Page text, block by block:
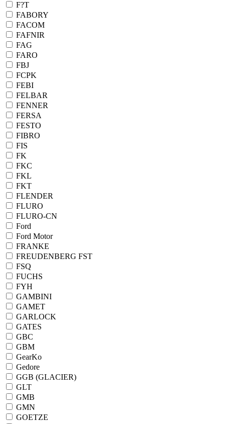
F?T
FABORY
FACOM
FAFNIR
FAG
FARO
FBJ
FCPK
FEBI
FELBAR
FENNER
FERSA
FESTO
FIBRO
FIS
FK
FKC
FKL
FKT
FLENDER
FLURO
FLURO-CN
Ford
Ford Motor
FRANKE
FREUDENBERG FST
FSQ
FUCHS
FYH
GAMBINI
GAMET
GARLOCK
GATES
GBC
GBM
GearKo
Gedore
GGB (GLACIER)
GLT
GMB
GMN
GOETZE